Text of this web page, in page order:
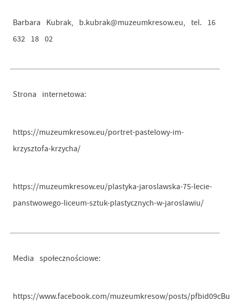
Barbara Kubrak, b.kubrak@muzeumkresow.eu, tel. 16
632 18 02
Strona internetowa:
https://muzeumkresow.eu/portret-pastelowy-im-
krzysztofa-krzycha/
https://muzeumkresow.eu/plastyka-jaroslawska-75-lecie-
panstwowego-liceum-sztuk-plastycznych-w-jaroslawiu/
Media społecznościowe:
https://www.facebook.com/muzeumkresow/posts/